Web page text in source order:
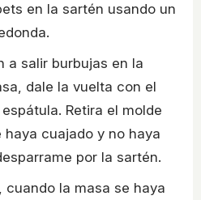
en la sartén usando un
a salir burbujas en la
dale la vuelta con el
Retira el molde
haya cuajado y no haya
por la sartén.
cuando la masa se haya